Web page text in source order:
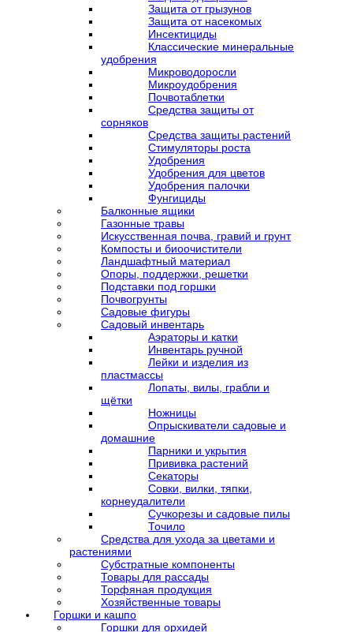
Защита от грызунов
Защита от насекомых
Инсектициды
Классические минеральные
удобрения
Микроводоросли
Микроудобрения
Почвотаблетки
Средства защиты от
сорняков
Средства защиты растений
Стимуляторы роста
Удобрения
Удобрения для цветов
Удобрения палочки
Фунгициды
Балконные ящики
Газонные травы
Искусственная почва, гравий и грунт
Компосты и биоочистители
Ландшафтный материал
Опоры, поддержки, решетки
Подставки под горшки
Почвогрунты
Садовые фигуры
Садовый инвентарь
Аэраторы и катки
Инвентарь ручной
Лейки и изделия из
пластмассы
Лопаты, вилы, грабли и
щётки
Ножницы
Опрыскиватели садовые и
домашние
Парники и укрытия
Прививка растений
Секаторы
Совки, вилки, тяпки,
корнеудалители
Сучкорезы и садовые пилы
Точило
Средства для ухода за цветами и
растениями
Субстратные компоненты
Товары для рассады
Торфяная продукция
Хозяйственные товары
Горшки и кашпо
Горшки для орхидей